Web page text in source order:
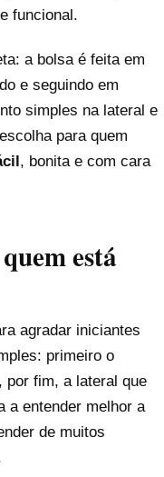
funcional.
a bolsa é feita em
e seguindo em
simples na lateral e
para quem
, bonita e com cara
está
agradar iniciantes
primeiro o
por fim, a lateral que
a entender melhor a
de muitos